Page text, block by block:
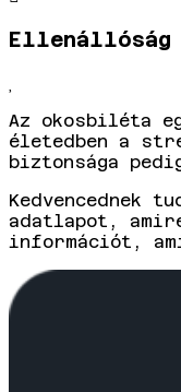
Ellenállóság
Az okosbiléta
életedben a
biztonsága
Kedvencednek
adatlapot,
információt,